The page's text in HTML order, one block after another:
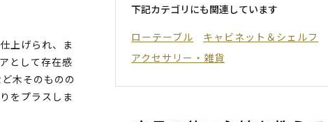
上げられ、ま
として存在感
木そのものの
をプラスしま
下記カテゴリにも関連しています
ローテーブル
キャビネット＆シェルフ
アクセサリー・雑貨